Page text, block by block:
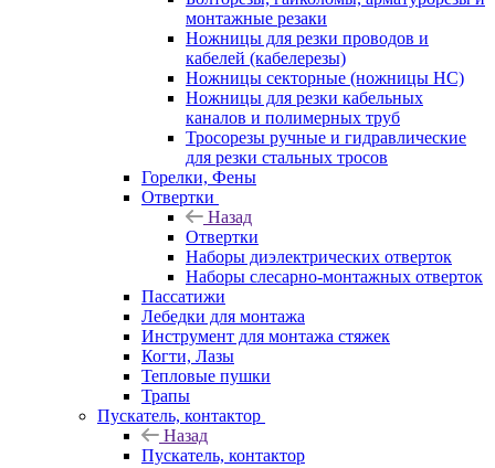
монтажные резаки
Ножницы для резки проводов и
кабелей (кабелерезы)
Ножницы секторные (ножницы НС)
Ножницы для резки кабельных
каналов и полимерных труб
Тросорезы ручные и гидравлические
для резки стальных тросов
Горелки, Фены
Отвертки
Назад
Отвертки
Наборы диэлектрических отверток
Наборы слесарно-монтажных отверток
Пассатижи
Лебедки для монтажа
Инструмент для монтажа стяжек
Когти, Лазы
Тепловые пушки
Трапы
Пускатель, контактор
Назад
Пускатель, контактор